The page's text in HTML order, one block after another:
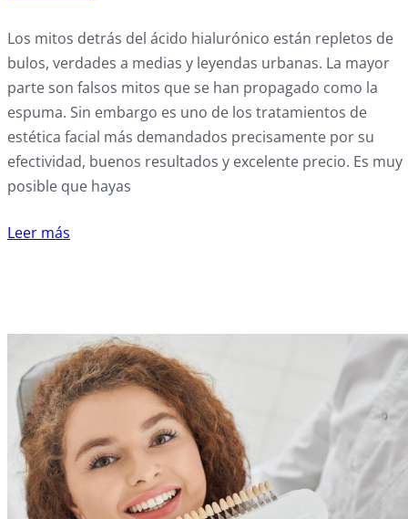
Los mitos detrás del ácido hialurónico están repletos de
bulos, verdades a medias y leyendas urbanas. La mayor
parte son falsos mitos que se han propagado como la
espuma. Sin embargo es uno de los tratamientos de
estética facial más demandados precisamente por su
efectividad, buenos resultados y excelente precio. Es muy
posible que hayas
Leer más